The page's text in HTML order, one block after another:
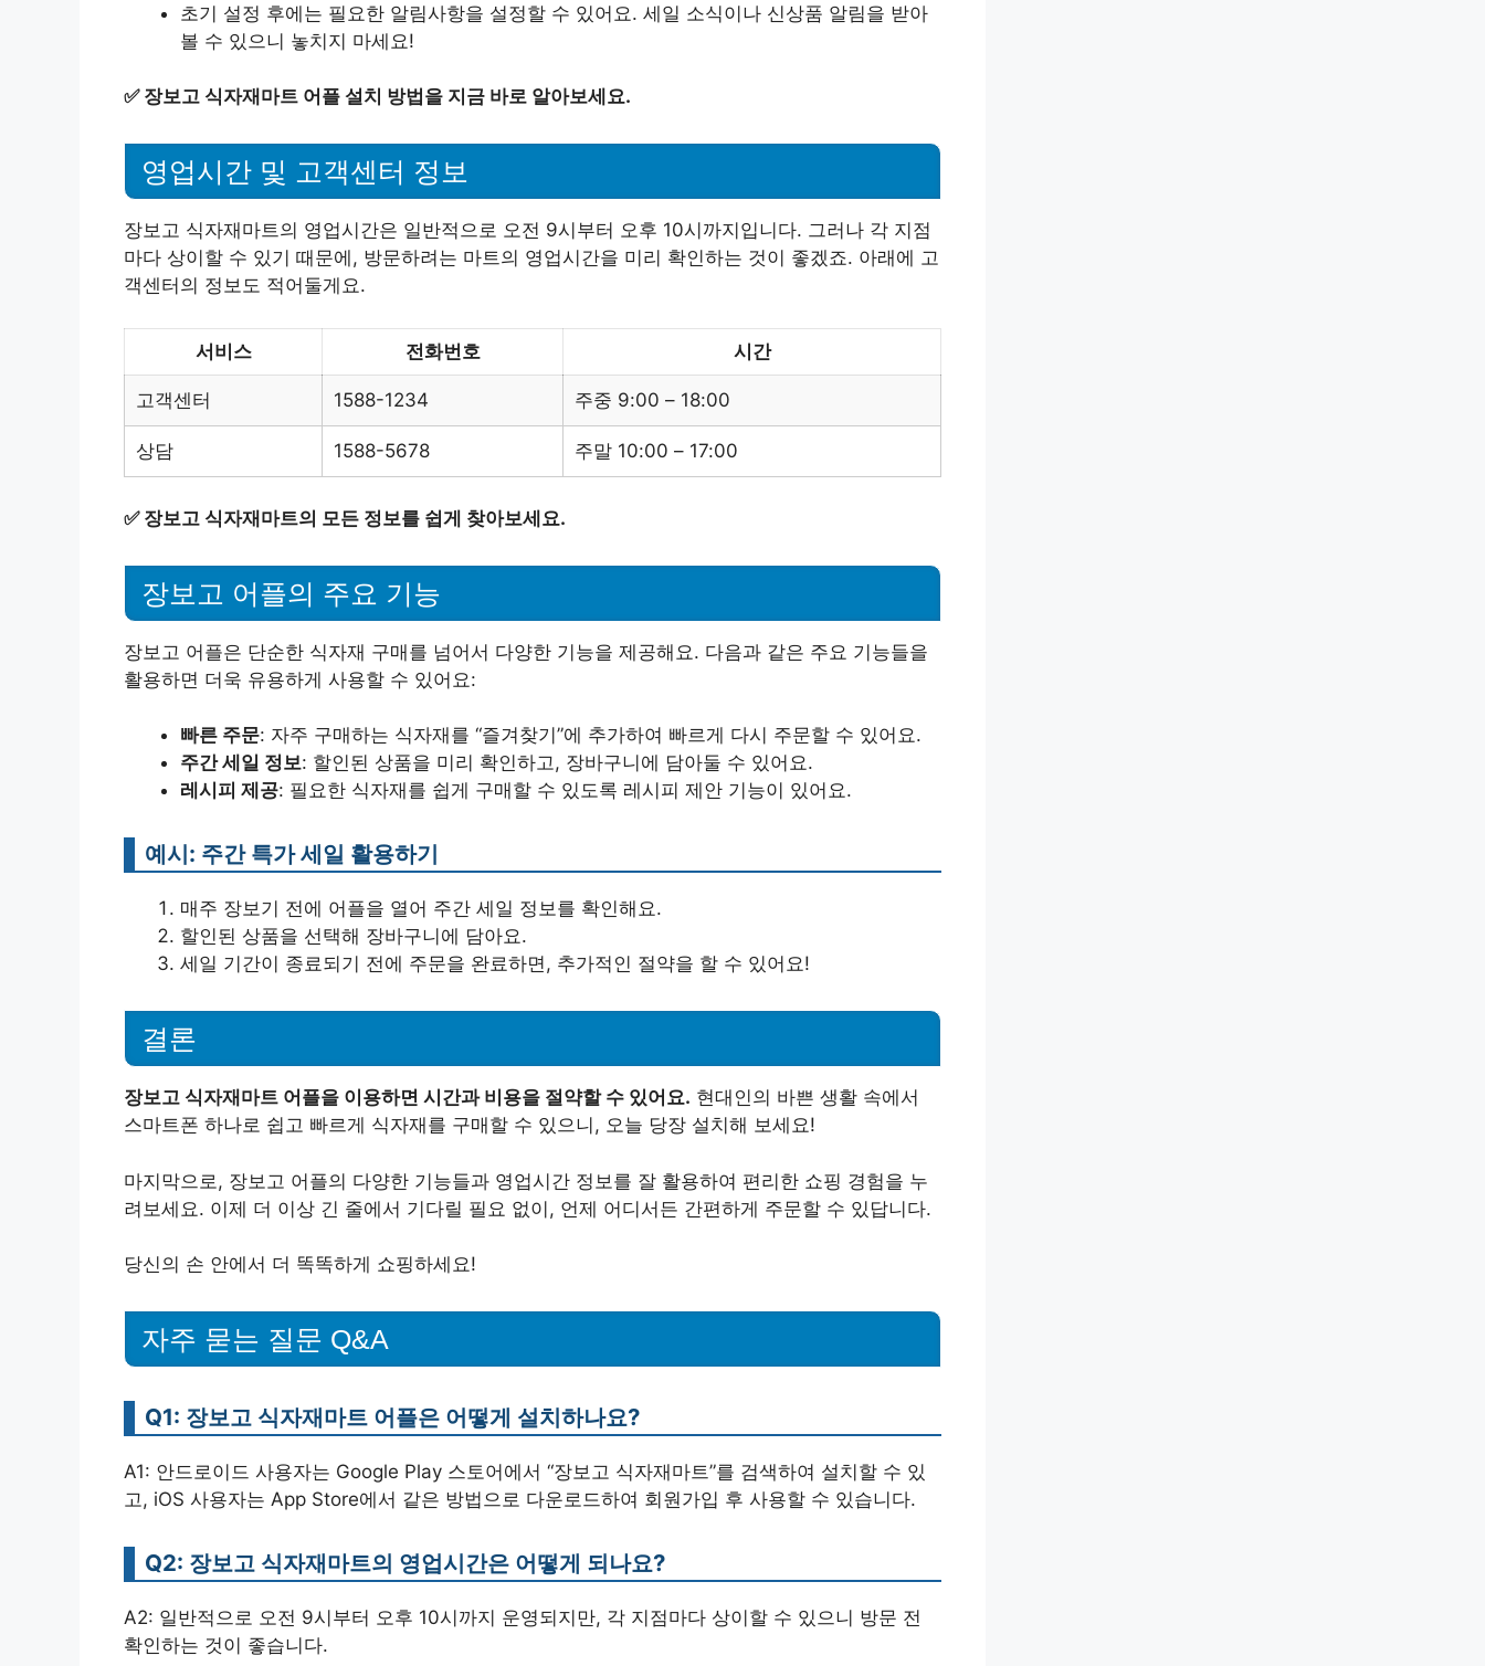
초기 설정 후에는 필요한 알림사항을 설정할 수 있어요. 세일 소식이나 신상품 알림을 받아
볼 수 있으니 놓치지 마세요!
✅ 장보고 식자재마트 어플 설치 방법을 지금 바로 알아보세요.
영업시간 및 고객센터 정보
장보고 식자재마트의 영업시간은 일반적으로 오전 9시부터 오후 10시까지입니다. 그러나 각 지점
마다 상이할 수 있기 때문에, 방문하려는 마트의 영업시간을 미리 확인하는 것이 좋겠죠. 아래에 고
객센터의 정보도 적어둘게요.
서비스 전화번호 시간
고객센터 1588-1234 주중 9:00 – 18:00
상담 1588-5678 주말 10:00 – 17:00
✅ 장보고 식자재마트의 모든 정보를 쉽게 찾아보세요.
장보고 어플의 주요 기능
장보고 어플은 단순한 식자재 구매를 넘어서 다양한 기능을 제공해요. 다음과 같은 주요 기능들을
활용하면 더욱 유용하게 사용할 수 있어요:
빠른 주문: 자주 구매하는 식자재를 “즐겨찾기”에 추가하여 빠르게 다시 주문할 수 있어요.
주간 세일 정보: 할인된 상품을 미리 확인하고, 장바구니에 담아둘 수 있어요.
레시피 제공: 필요한 식자재를 쉽게 구매할 수 있도록 레시피 제안 기능이 있어요.
예시: 주간 특가 세일 활용하기
매주 장보기 전에 어플을 열어 주간 세일 정보를 확인해요.
할인된 상품을 선택해 장바구니에 담아요.
세일 기간이 종료되기 전에 주문을 완료하면, 추가적인 절약을 할 수 있어요!
결론
장보고 식자재마트 어플을 이용하면 시간과 비용을 절약할 수 있어요. 현대인의 바쁜 생활 속에서
스마트폰 하나로 쉽고 빠르게 식자재를 구매할 수 있으니, 오늘 당장 설치해 보세요!
마지막으로, 장보고 어플의 다양한 기능들과 영업시간 정보를 잘 활용하여 편리한 쇼핑 경험을 누
려보세요. 이제 더 이상 긴 줄에서 기다릴 필요 없이, 언제 어디서든 간편하게 주문할 수 있답니다.
당신의 손 안에서 더 똑똑하게 쇼핑하세요!
자주 묻는 질문 Q&A
Q1: 장보고 식자재마트 어플은 어떻게 설치하나요?
A1: 안드로이드 사용자는 Google Play 스토어에서 “장보고 식자재마트”를 검색하여 설치할 수 있
고, iOS 사용자는 App Store에서 같은 방법으로 다운로드하여 회원가입 후 사용할 수 있습니다.
Q2: 장보고 식자재마트의 영업시간은 어떻게 되나요?
A2: 일반적으로 오전 9시부터 오후 10시까지 운영되지만, 각 지점마다 상이할 수 있으니 방문 전
확인하는 것이 좋습니다.